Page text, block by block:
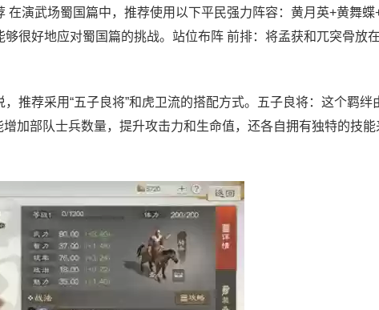
在演武场蜀国篇中，推荐使用以下平民强力阵容：黄月英+黄舞蝶
很好地应对蜀国篇的挑战。站位布阵 前排：将孟获和兀突骨放
推荐采用“五子良将”和虎卫流的搭配方式。五子良将：这个羁绊
加部队士兵数量，提升攻击力和生命值，还各自拥有独特的技能